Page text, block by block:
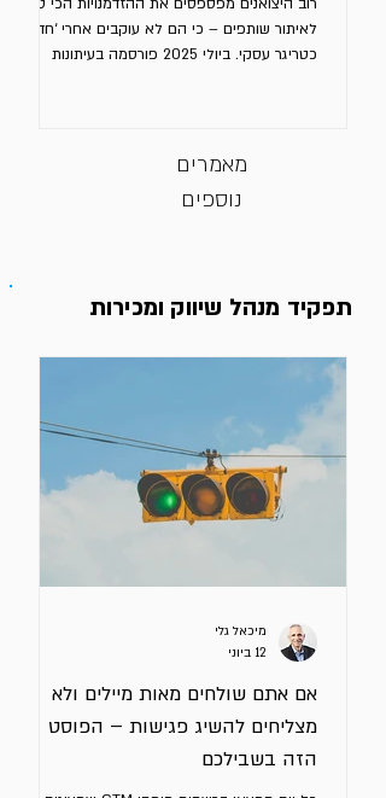
לאיתור שותפים – כי הם לא עוקבים אחרי ‘חדשות’
כטריגר עסקי. ביולי 2025 פורסמה בעיתונות
של החברה הגרמנית הוא מוצר שמשתלב בקווי
שריסלרים חזקים בענף חייבים שיהיה להם בסל.
מאמרים
נוספים
תפקיד מנהל שיווק ומכירות
אם אתם שולחים מאות מיילים ולא
מצליחים להשיג פגישות – הפוסט
הזה בשבילכם
מיכאל גלי
12 ביוני